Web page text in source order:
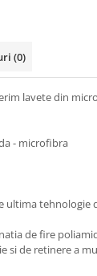
(0)
lavete din
- microfibra
ultima tehnologie
de fire
de retinere a